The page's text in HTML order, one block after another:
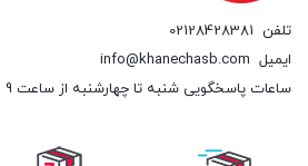
تلفن 02128428381
ایمیل info@khanechasb.com
ساعات پاسخگویی شنبه تا چهارشنبه از ساعت 9 الی 19 و پنج شنبه از 9 الی 14